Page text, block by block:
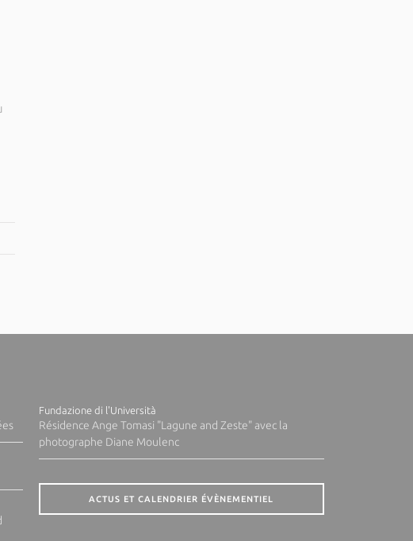
Fundazione di l'Università
Résidence Ange Tomasi "Lagune and Zeste" avec la
photographe Diane Moulenc
ACTUS ET CALENDRIER ÉVÈNEMENTIEL